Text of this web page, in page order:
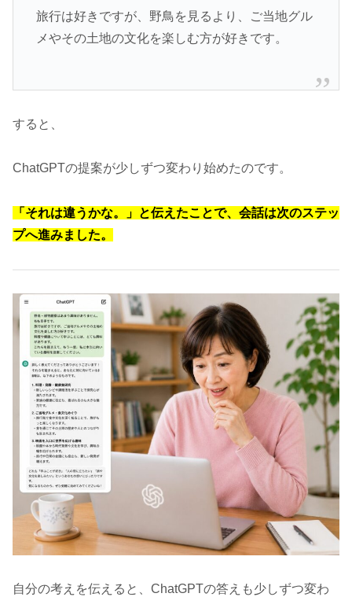
旅行は好きですが、野鳥を見るより、ご当地グル
メやその土地の文化を楽しむ方が好きです。
すると、
ChatGPTの提案が少しずつ変わり始めたのです。
「それは違うかな。」と伝えたことで、会話は次のステッ
プへ進みました。
自分の考えを伝えると、ChatGPTの答えも少しずつ変わ